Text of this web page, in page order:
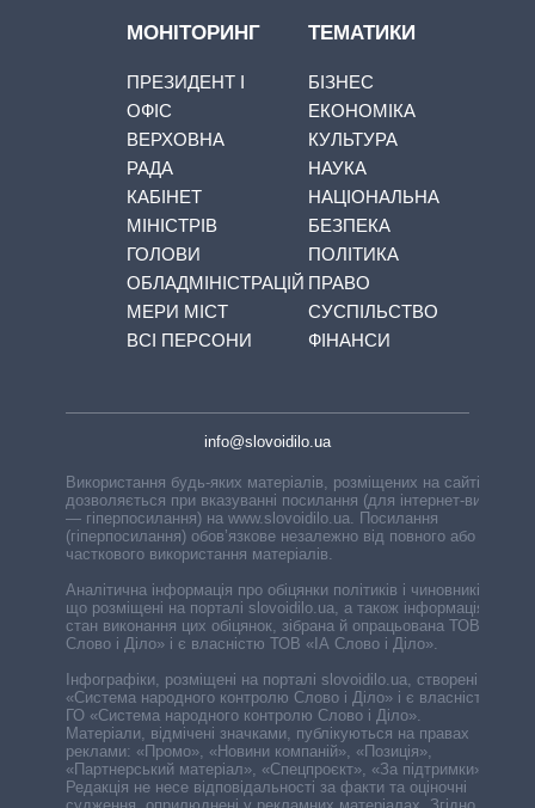
МОНІТОРИНГ
ПРЕЗИДЕНТ І
ОФІС
ВЕРХОВНА
РАДА
КАБІНЕТ
МІНІСТРІВ
ГОЛОВИ
ОБЛАДМІНІСТРАЦІЙ
МЕРИ МІСТ
ВСІ ПЕРСОНИ
ТЕМАТИКИ
БІЗНЕС
ЕКОНОМІКА
КУЛЬТУРА
НАУКА
НАЦІОНАЛЬНА
БЕЗПЕКА
ПОЛІТИКА
ПРАВО
СУСПІЛЬСТВО
ФІНАНСИ
info@slovoidilo.ua
Використання будь-яких матеріалів, розміщених на сайті,
дозволяється при вказуванні посилання (для інтернет-видань
— гіперпосилання) на www.slovoidilo.ua. Посилання
(гіперпосилання) обов’язкове незалежно від повного або
часткового використання матеріалів.
Аналітична інформація про обіцянки політиків і чиновників,
що розміщені на порталі slovoidilo.ua, а також інформація про
стан виконання цих обіцянок, зібрана й опрацьована ТОВ «ІА
Слово і Діло» і є власністю ТОВ «ІА Слово і Діло».
Інфографіки, розміщені на порталі slovoidilo.ua, створені ГО
«Система народного контролю Слово і Діло» і є власністю
ГО «Система народного контролю Слово і Діло».
Матеріали, відмічені значками, публікуються на правах
реклами: «Промо», «Новини компаній», «Позиція»,
«Партнерський матеріал», «Спецпроєкт», «За підтримки».
Редакція не несе відповідальності за факти та оціночні